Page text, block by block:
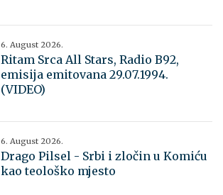
6. August 2026.
Ritam Srca All Stars, Radio B92,
emisija emitovana 29.07.1994.
(VIDEO)
6. August 2026.
Drago Pilsel - Srbi i zločin u Komiću
kao teološko mjesto